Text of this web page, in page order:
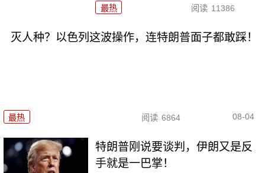
最热 阅读 11386
灭人种？以色列这波操作，连特朗普面子都敢踩！
最热 阅读 6864 08-04
特朗普刚说要谈判，伊朗又是反
手就是一巴掌！